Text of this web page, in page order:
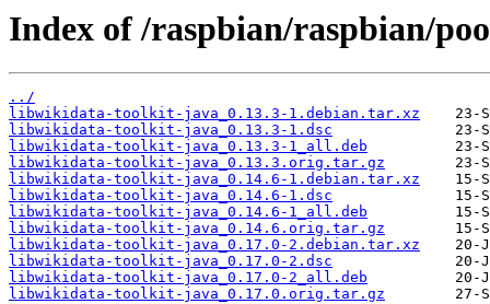
Index of /raspbian/raspbian/
../
libwikidata-toolkit-java_0.13.3-1.debian.tar.xz
libwikidata-toolkit-java_0.13.3-1.dsc
libwikidata-toolkit-java_0.13.3-1_all.deb
libwikidata-toolkit-java_0.13.3.orig.tar.gz
libwikidata-toolkit-java_0.14.6-1.debian.tar.xz
libwikidata-toolkit-java_0.14.6-1.dsc
libwikidata-toolkit-java_0.14.6-1_all.deb
libwikidata-toolkit-java_0.14.6.orig.tar.gz
libwikidata-toolkit-java_0.17.0-2.debian.tar.xz
libwikidata-toolkit-java_0.17.0-2.dsc
libwikidata-toolkit-java_0.17.0-2_all.deb
libwikidata-toolkit-java_0.17.0.orig.tar.gz